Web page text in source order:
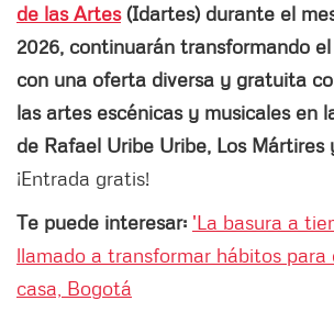
de las Artes(Idartes) durante el
2026, continuarán transformando
con una oferta diversa y gratuita
las artes escénicas y musicales en
de Rafael Uribe Uribe, Los Mártires
¡Entrada gratis!
Te puede interesar: 'La basura a
llamado a transformar hábitos para
casa, Bogotá